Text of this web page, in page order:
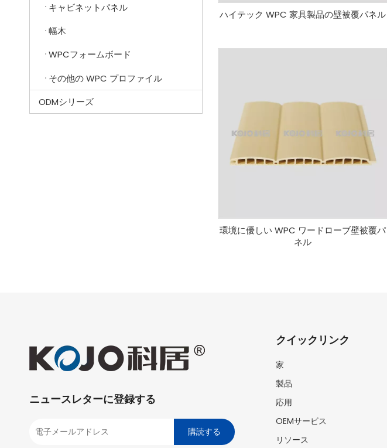
キャビネットパネル
幅木
WPCフォームボード
その他の WPC プロファイル
ODMシリーズ
ハイテック WPC 家具製品の壁被覆パネル
環境に優しい WPC ワードローブ壁被覆パ
ネル
ニュースレターに登録する
購読する
クイックリンク
家
製品
応用
OEMサービス
リソース